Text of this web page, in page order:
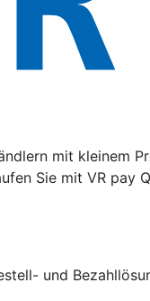
mit kleinem
Sie mit VR pay
und